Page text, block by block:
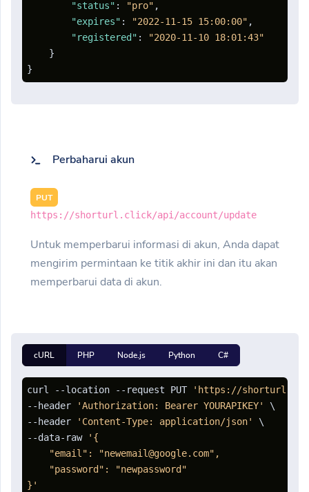
"status" : "pro" ,
"expires" : "2022-11-15 15:00:00" ,
"registered" :
"2020-11-10 18:01:43"
}
}
Perbaharui akun
PUT
https://shorturl.click/api/account/update
Untuk memperbarui informasi di akun, Anda dapat
mengirim permintaan ke titik akhir ini dan itu akan
memperbarui data di akun.
cURL PHP Node.js Python C#
curl --location --request PUT
'https://
--header
'Authorization: Bearer YOURAPIKEY'
\
--header
'Content-Type: application/json'
\
--data-raw
'{
    "email": "newemail@google.com",
    "password": "newpassword"
}'